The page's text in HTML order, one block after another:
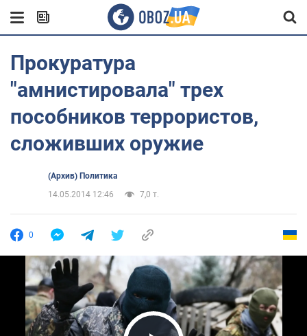
Прокуратура
"амнистировала" трех
пособников террористов,
сложивших оружие
(Архив) Политика
14.05.2014 12:46
7,0 т.
0